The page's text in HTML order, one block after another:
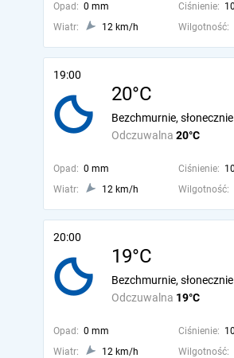
Opad: 0 mm Ciśnienie:
Wiatr:
12 km/h Wilgotność:
19:00
20°C
Odczuwalna 20°C
Bezchmurnie, słonecznie
Opad: 0 mm Ciśnienie:
Wiatr:
12 km/h Wilgotność:
20:00
19°C
Odczuwalna 19°C
Bezchmurnie, słonecznie
Opad: 0 mm Ciśnienie:
Wiatr:
12 km/h Wilgotność: